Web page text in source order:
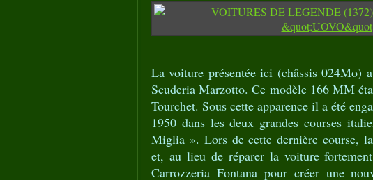
La voiture présentée ici (châssis 024Mo)
Scuderia Marzotto. Ce modèle 166 MM
Tourchet. Sous cette apparence il a été
1950 dans les deux grandes courses
Miglia ». Lors de cette dernière course,
et, au lieu de réparer la voiture
Carrozzeria Fontana pour créer une